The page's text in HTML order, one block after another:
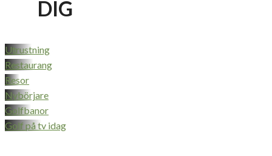
DIG
Utrustning
Restaurang
Resor
Nybörjare
Golfbanor
Golf på tv idag